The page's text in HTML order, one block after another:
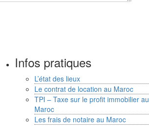
Infos pratiques
L’état des lieux
Le contrat de location au Maroc
TPI – Taxe sur le profit immobilier au
Maroc
Les frais de notaire au Maroc